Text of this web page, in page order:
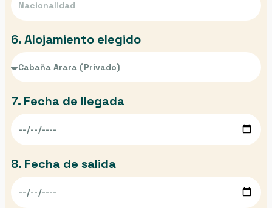
6. Alojamiento elegido
7. Fecha de llegada
8. Fecha de salida